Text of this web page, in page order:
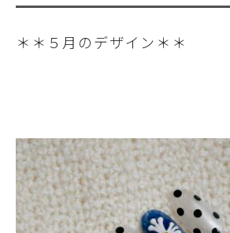
＊＊５月のデザイン＊＊